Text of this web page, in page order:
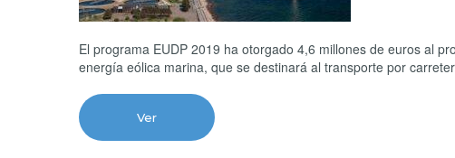
El programa EUDP 2019 ha otorgado 4,6 millones de euros al
energía eólica marina, que se destinará al transporte por
Ver